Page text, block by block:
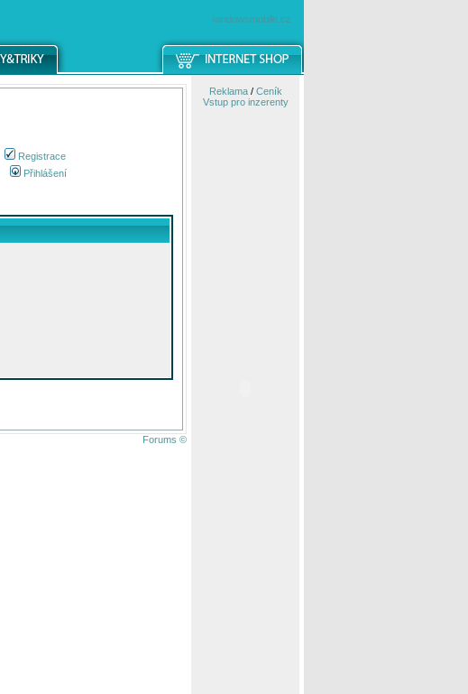
windowsmobile.cz
Registrace
Přihlášení
Forums ©
Reklama/ Ceník
Vstup pro inzerenty